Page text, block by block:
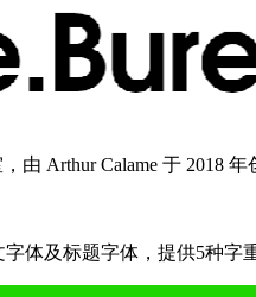
由 Arthur Calame 于
体及标题字体，提供5种字